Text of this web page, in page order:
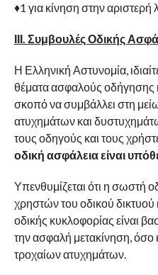
♦1 για κίνηση στην αριστερή
ΙΙΙ. Συμβουλές Οδικής
Η Ελληνική Αστυνομία,
θέματα ασφαλούς οδήγησης
σκοπό να συμβάλλει στη
ατυχημάτων και
τους οδηγούς και τους
οδική ασφάλεια είναι
Υπενθυμίζεται ότι η σωστή
χρηστών του οδικού
οδικής κυκλοφορίας είναι
την ασφαλή μετακίνηση, όσο
τροχαίων ατυχημάτων.